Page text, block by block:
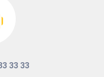
33 33